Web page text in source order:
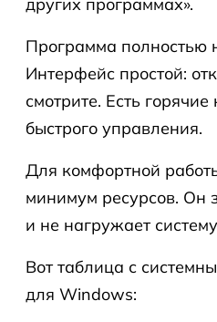
Программа полностью
Интерфейс простой:
смотрите. Есть
быстрого управления.
Для комфортной
минимум ресурсов. Он
и не нагружает
Вот таблица с
для Windows: